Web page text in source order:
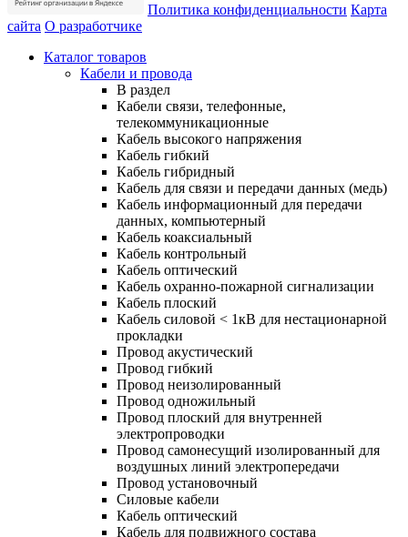
Политика конфиденциальности Карта
сайта О разработчике
Каталог товаров
Кабели и провода
В раздел
Кабели связи, телефонные,
телекоммуникационные
Кабель высокого напряжения
Кабель гибкий
Кабель гибридный
Кабель для связи и передачи данных (медь)
Кабель информационный для передачи
данных, компьютерный
Кабель коаксиальный
Кабель контрольный
Кабель оптический
Кабель охранно-пожарной сигнализации
Кабель плоский
Кабель силовой < 1кВ для нестационарной
прокладки
Провод акустический
Провод гибкий
Провод неизолированный
Провод одножильный
Провод плоский для внутренней
электропроводки
Провод самонесущий изолированный для
воздушных линий электропередачи
Провод установочный
Силовые кабели
Кабель оптический
Кабель для подвижного состава